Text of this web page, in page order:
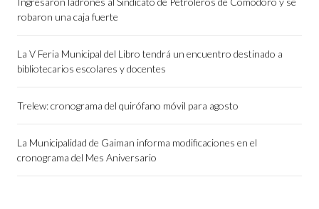
robaron una caja fuerte
La V Feria Municipal del Libro tendrá un encuentro destinado a
bibliotecarios escolares y docentes
Trelew: cronograma del quirófano móvil para agosto
La Municipalidad de Gaiman informa modificaciones en el
cronograma del Mes Aniversario